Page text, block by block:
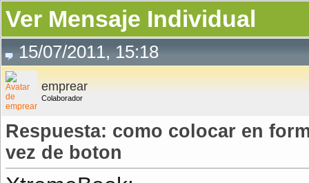
Ver Mensaje Individual
15/07/2011, 15:18
emprear
Colaborador
Respuesta: como colocar en
vez de boton